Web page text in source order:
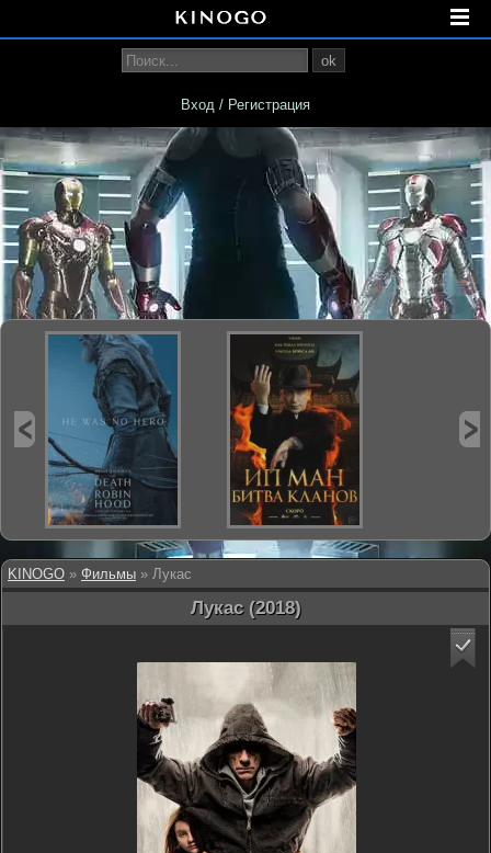
KINOGO » Фильмы » Лукас
Лукас (2018)
ok
Вход / Регистрация